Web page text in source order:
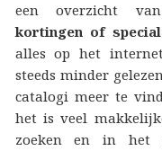
een overzicht
kortingen of
alles op het
steeds minder
catalogi meer te
het is veel
zoeken en in het